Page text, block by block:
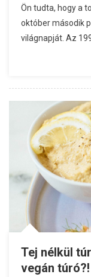
Ön tudta, hogy a
október második
világnapját. Az
Tej nélkül
vegán túró?!